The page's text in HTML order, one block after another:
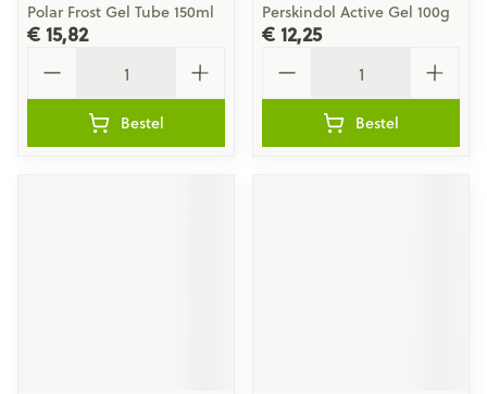
Polar Frost Gel Tube 150ml
€ 15,82
Bestel
Perskindol Active Gel 100g
€ 12,25
Bestel